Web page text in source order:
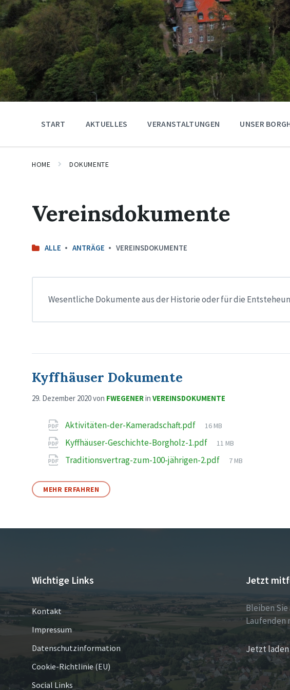
START AKTUELLES VERANSTALTUNGEN UNSER
HOME DOKUMENTE
Vereinsdokumente
ALLE ANTRÄGE VEREINSDOKUMENTE
Wesentliche Dokumente aus der Historie oder für die
Kyffhäuser Dokumente
29. Dezember 2020von FWEGENERin VEREINSDOKUMENTE
Attachments
Aktivitäten-der-Kameradschaft.pdf
File
16 MB
Kyffhäuser-Geschichte-Borgholz-1.pdf
File
11 MB
Traditionsvertrag-zum-100-jährigen-2.pdf
File
7 MB
MEHR ERFAHREN
Wichtige Links
Kontakt
Impressum
Datenschutzinformation
Cookie-Richtlinie (EU)
Social Links
Jetzt
Bleiben
Laufenden
Jetzt laden